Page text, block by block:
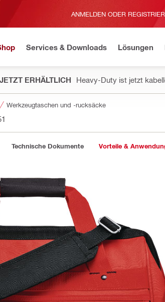
ANMELDEN ODER
Services & Downloads Lösungen
JETZT ERHÄLTLICH Heavy-Duty ist jetzt
Werkzeugtaschen und -rucksäcke
Technische Dokumente Vorteile &